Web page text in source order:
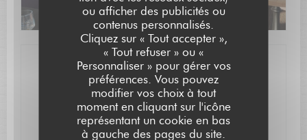
ou afficher des publicités ou
contenus personnalisés.
Cliquez sur « Tout accepter »,
« Tout refuser » ou «
Personnaliser » pour gérer vos
préférences. Vous pouvez
modifier vos choix à tout
moment en cliquant sur l'icône
représentant un cookie en bas
à gauche des pages du site.
Infos pratiques
Cuisine
Locale, Moderne, Cuisine Créative
L'AUBERGE SAINT JEAN